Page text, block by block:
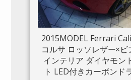
2015MODEL Ferrari
コルサ ロッソレザー×
インテリア ダイヤモン
ト LED付きカーボンド